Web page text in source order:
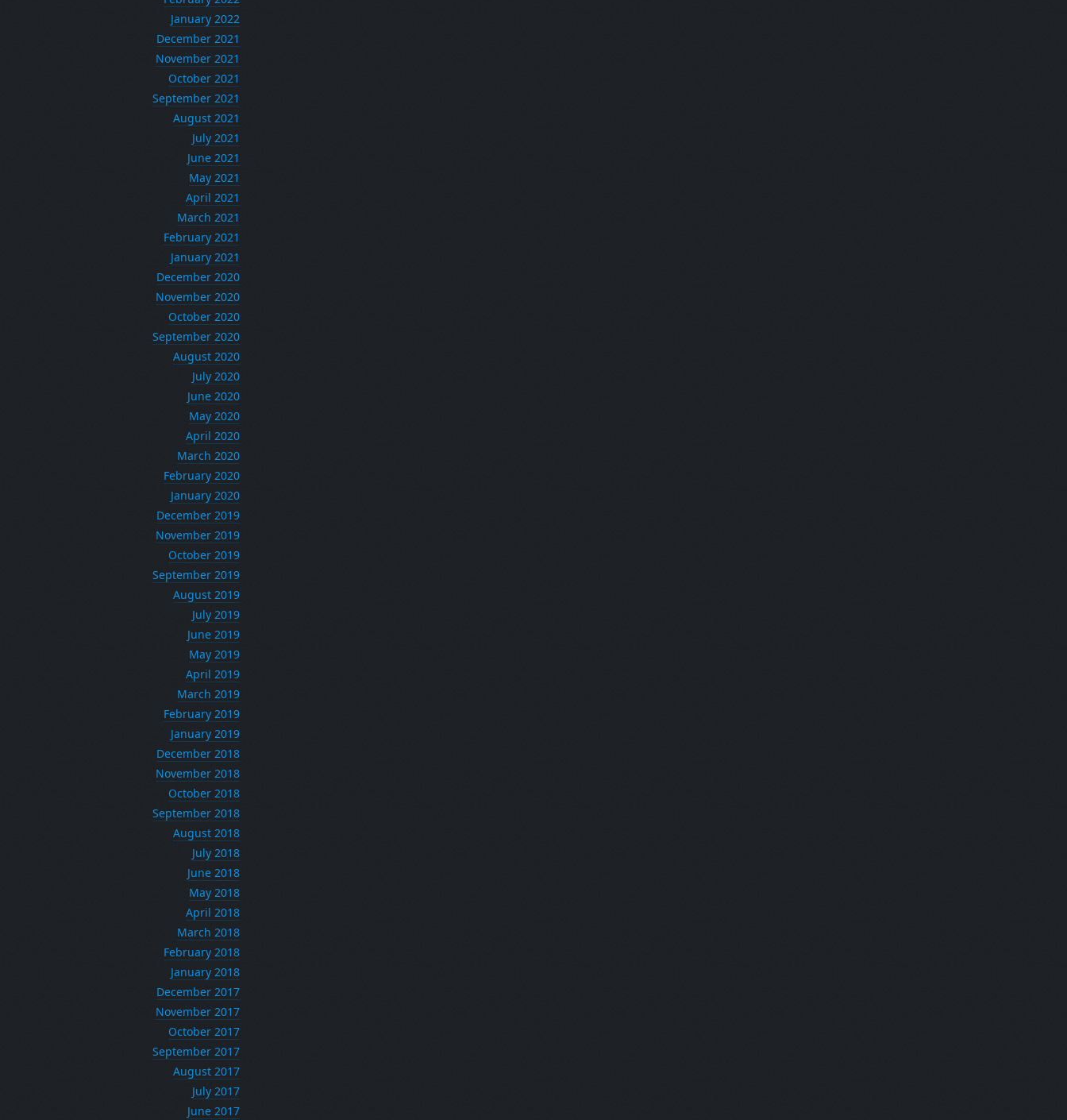
January 2022
December 2021
November 2021
October 2021
September 2021
August 2021
July 2021
June 2021
May 2021
April 2021
March 2021
February 2021
January 2021
December 2020
November 2020
October 2020
September 2020
August 2020
July 2020
June 2020
May 2020
April 2020
March 2020
February 2020
January 2020
December 2019
November 2019
October 2019
September 2019
August 2019
July 2019
June 2019
May 2019
April 2019
March 2019
February 2019
January 2019
December 2018
November 2018
October 2018
September 2018
August 2018
July 2018
June 2018
May 2018
April 2018
March 2018
February 2018
January 2018
December 2017
November 2017
October 2017
September 2017
August 2017
July 2017
June 2017